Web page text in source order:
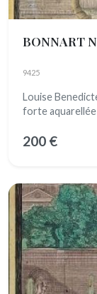
BONNART
9425
Louise
forte aquarellée
200 €